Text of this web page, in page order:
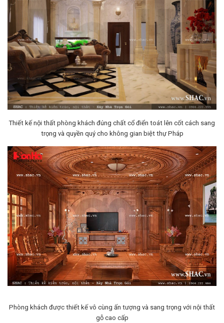
Thiết kế nội thất phòng khách đúng chất cổ điển toát lên cốt cách sang
trọng và quyền quý cho không gian biệt thự Pháp
Phòng khách được thiết kế vô cùng ấn tượng và sang trọng với nội thất
gỗ cao cấp